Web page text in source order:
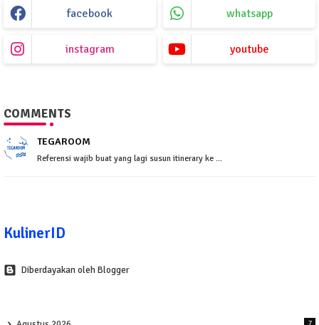
facebook whatsapp
instagram youtube
COMMENTS
TEGAROOM
Referensi wajib buat yang lagi susun itinerary ke ...
KulinerID
Diberdayakan oleh Blogger
7